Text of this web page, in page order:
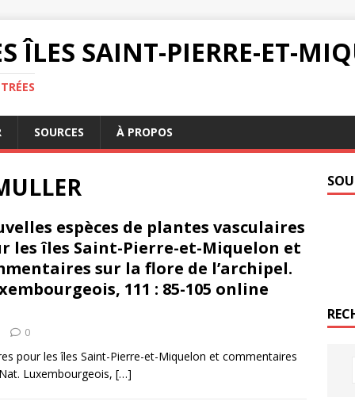
ÎLES SAINT-PIERRE-ET-
SOURCES À PROPOS
espèces de plantes vasculaires
les îles Saint-Pierre-et-Miquelon et
sur la flore de l’archipel.
111 : 85-105 online
0
pour les îles Saint-Pierre-et-Miquelon et commentaires
Luxembourgeois, […]